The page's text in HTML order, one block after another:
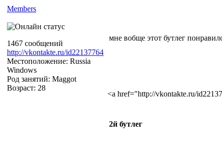
Members
1467 сообщений
http://vkontakte.ru/id22137764
Местоположение: Russia
Windows
Род занятий: Maggot
Возраст: 28
мне вобще этот бутлег
<a href="http://vkontakte.ru/
2й бутлег